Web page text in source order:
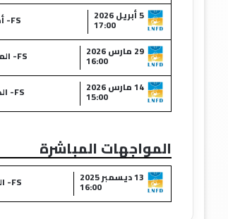
5 أبريل 2026
17:00 FS- أجاكس تطوان FCAAT
29 مارس 2026
16:00 FS- المغرب الحسيمي ASMA
14 مارس 2026
15:00 FS- الكواكب القنيطري AKK
المواجهات المباشرة
13 ديسمبر 2025
16:00 FS- الكواكب القنيطري AKK